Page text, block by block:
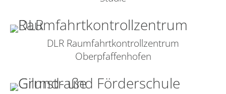
DLR Raumfahrtkontrollzentrum
Oberpfaffenhofen